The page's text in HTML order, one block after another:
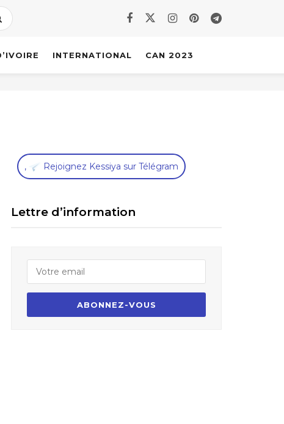
INTERNATIONAL CAN 2023
, Rejoignez Kessiya sur Télégram
Lettre d’information